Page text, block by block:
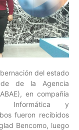
del estado
de la Agencia
en compañía
Informática y
fueron recibidos
Bencomo, luego